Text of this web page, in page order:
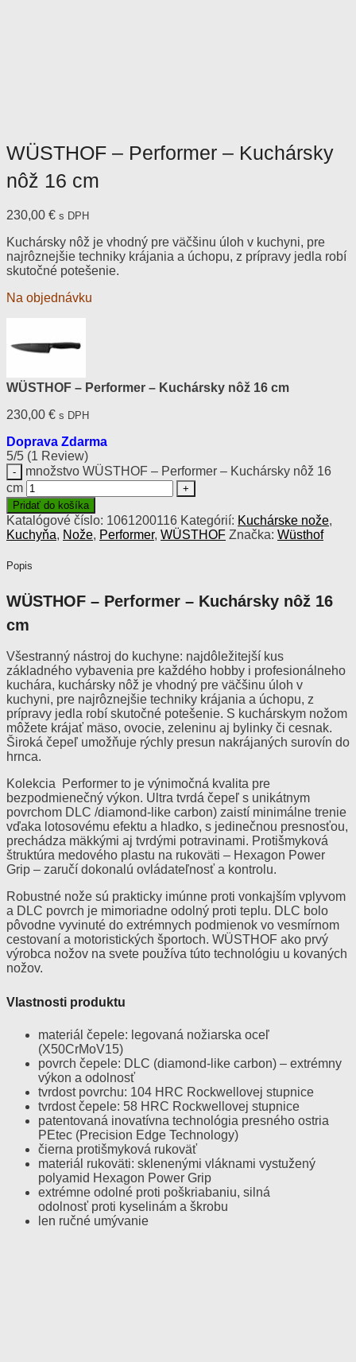
WÜSTHOF – Performer – Kuchársky
nôž 16 cm
230,00 € s DPH
Kuchársky nôž je vhodný pre väčšinu úloh v kuchyni, pre
najrôznejšie techniky krájania a úchopu, z prípravy jedla robí
skutočné potešenie.
Na objednávku
WÜSTHOF – Performer – Kuchársky nôž 16 cm
230,00 € s DPH
Doprava Zdarma
5/5 (1 Review)
množstvo WÜSTHOF – Performer – Kuchársky nôž 16
cm
Pridať do košíka
Katalógové číslo: 1061200116 Kategórií: Kuchárske nože,
Kuchyňa, Nože, Performer, WÜSTHOF Značka: Wüsthof
Popis
WÜSTHOF – Performer – Kuchársky nôž 16
cm
Všestranný nástroj do kuchyne: najdôležitejší kus
základného vybavenia pre každého hobby i profesionálneho
kuchára, kuchársky nôž je vhodný pre väčšinu úloh v
kuchyni, pre najrôznejšie techniky krájania a úchopu, z
prípravy jedla robí skutočné potešenie. S kuchárskym nožom
môžete krájať mäso, ovocie, zeleninu aj bylinky či cesnak.
Široká čepeľ umožňuje rýchly presun nakrájaných surovín do
hrnca.
Kolekcia Performer to je výnimočná kvalita pre
bezpodmienečný výkon. Ultra tvrdá čepeľ s unikátnym
povrchom DLC /diamond-like carbon) zaistí minimálne trenie
vďaka lotosovému efektu a hladko, s jedinečnou presnosťou,
prechádza mäkkými aj tvrdými potravinami. Protišmyková
štruktúra medového plastu na rukoväti – Hexagon Power
Grip – zaručí dokonalú ovládateľnosť a kontrolu.
Robustné nože sú prakticky imúnne proti vonkajším vplyvom
a DLC povrch je mimoriadne odolný proti teplu. DLC bolo
pôvodne vyvinuté do extrémnych podmienok vo vesmírnom
cestovaní a motoristických športoch. WÜSTHOF ako prvý
výrobca nožov na svete používa túto technológiu u kovaných
nožov.
Vlastnosti produktu
materiál čepele: legovaná nožiarska oceľ
(X50CrMoV15)
povrch čepele: DLC (diamond-like carbon) – extrémny
výkon a odolnosť
tvrdost povrchu: 104 HRC Rockwellovej stupnice
tvrdost čepele: 58 HRC Rockwellovej stupnice
patentovaná inovatívna technológia presného ostria
PEtec (Precision Edge Technology)
čierna protišmyková rukoväť
materiál rukoväti: sklenenými vláknami vystužený
polyamid Hexagon Power Grip
extrémne odolné proti poškriabaniu, silná
odolnosť proti kyselinám a škrobu
len ručné umývanie